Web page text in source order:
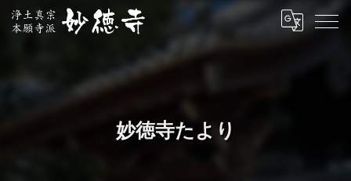
妙徳寺たより